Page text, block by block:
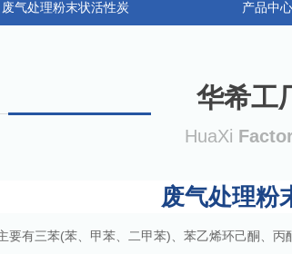
产品中心
废气处理粉末状活性炭
华希工
HuaXi
废气处理粉
有三苯(苯、甲苯、二甲苯)、苯乙烯环己酮、